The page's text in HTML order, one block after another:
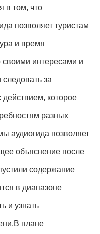
в том, что
позволяет туристам
и время
своими интересами и
за
действием, которое
разных
аудиогида позволяет
объяснение после
содержание
в диапазоне
и узнать
плане